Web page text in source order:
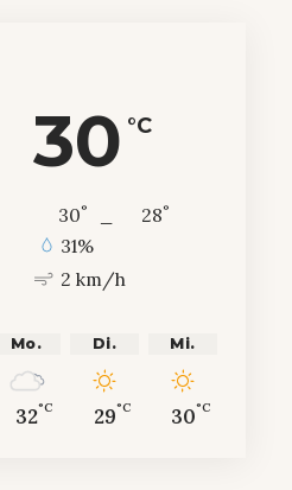
30 °C
30° 28°
31%
2 km/h
Mo.
32°C
Di.
29°C
Mi.
30°C